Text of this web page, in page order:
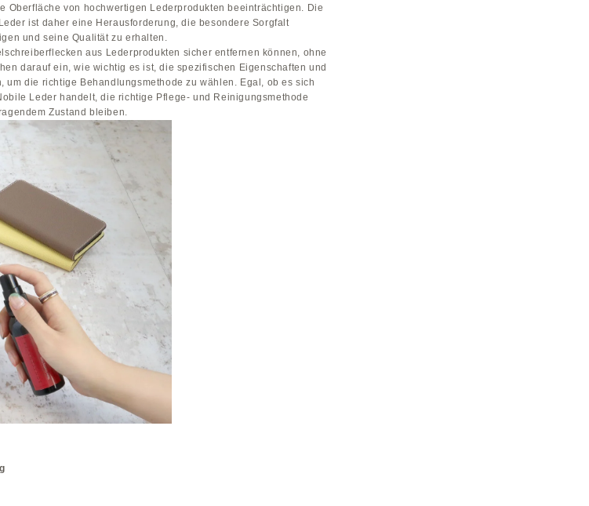
Oberfläche von hochwertigen Lederprodukten beeinträchtigen. Die
ist daher eine Herausforderung, die besondere Sorgfalt
und seine Qualität zu erhalten.
aus Lederprodukten sicher entfernen können, ohne
darauf ein, wie wichtig es ist, die spezifischen Eigenschaften und
um die richtige Behandlungsmethode zu wählen. Egal, ob es sich
Leder handelt, die richtige Pflege- und Reinigungsmethode
Zustand bleiben.